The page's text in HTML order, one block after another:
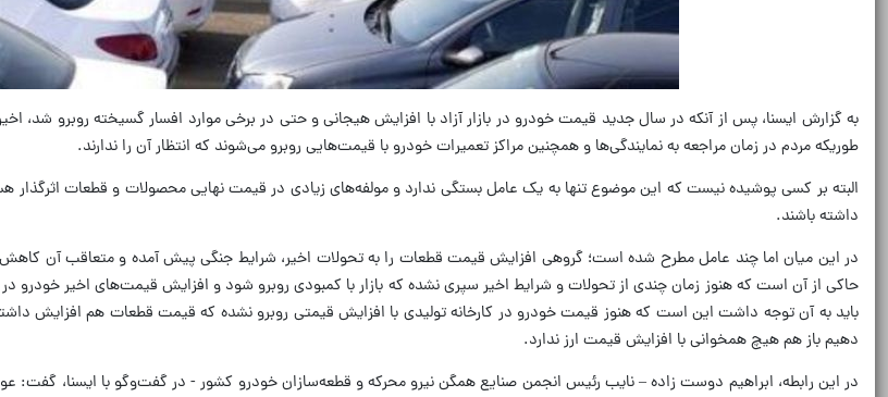
به گزارش ایسنا، پس از آنکه در سال جدید قیمت خودرو در بازار آزاد با افزایش هیجانی و حتی در برخی موارد افسار گسیخته روبرو شد،
طوریکه مردم در زمان مراجعه به نمایندگی‌ها و همچنین مراکز تعمیرات خودرو با قیمت‌هایی روبرو می‌شوند که انتظار آن را ندارند.
البته بر کسی پوشیده نیست که این موضوع تنها به یک عامل بستگی ندارد و مولفه‌های زیادی در قیمت نهایی محصولات و قطعات اثرگذار
داشته باشند.
در این میان اما چند عامل مطرح شده است؛ گروهی افزایش قیمت قطعات را به تحولات اخیر، شرایط جنگی پیش آمده و متعاقب آن کاهش
حاکی از آن است که هنوز زمان چندی از تحولات و شرایط اخیر سپری نشده که بازار با کمبودی روبرو شود و افزایش قیمت‌های اخیر خودرو در
باید به آن توجه داشت این است که هنوز قیمت خودرو در کارخانه‌ تولیدی با افزایش قیمتی روبرو نشده که قیمت قطعات هم افزایش
دهیم باز هم هیچ همخوانی با افزایش قیمت ارز ندارد.
در این رابطه، ابراهیم دوست زاده – نایب رئیس انجمن صنایع همگن نیرو محرکه و قطعه‌سازان خودرو کشور - در گفت‌وگو با ایسنا، گفت: